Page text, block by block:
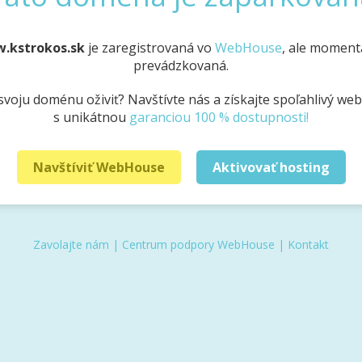
je zaregistrovaná vo WebHouse, ale
prevádzkovaná.
doménu oživiť? Navštívte nás a získajte spoľahlivý
s unikátnou garanciou 100 % dostupnosti!
Navštíviť WebHouse Aktivovať hosting
Zavolajte nám | Centrum podpory WebHouse | Kontakt